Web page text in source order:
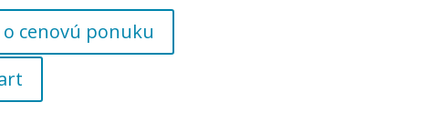
cenovú ponuku